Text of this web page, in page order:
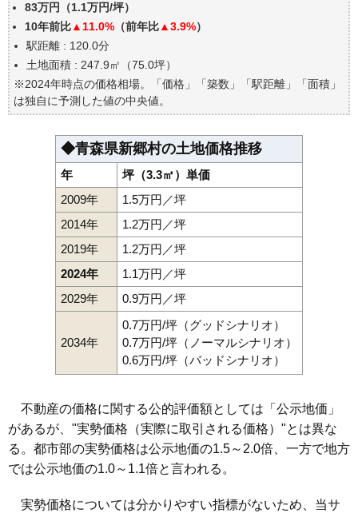
エリアの将来性を人口予想から検討しよう
自分の年収でいくらの不動産が買える？
83万円（1.1万円/坪）
10年前比▲11.0% （前年比▲3.9%）
駅距離 : 120.0分
土地面積 : 247.9㎡（75.0坪）
※2024年時点の価格相場。「価格」「築数」「駅距離」「面積」
は独自に予測した値の中央値。
◆青森県新郷村の土地価格推移
年
坪（3.3㎡）単価
2009年
1.5万円／坪
2014年
1.2万円／坪
2019年
1.2万円／坪
2024年
1.1万円／坪
2029年
0.9万円／坪
2034年
0.7万円/坪（グッドシナリオ）
0.7万円/坪（ノーマルシナリオ）
0.6万円/坪（バッドシナリオ）
不動産の価格に関する公的評価額としては「公示地価」
があるが、"実勢価格（実際に取引される価格）"とは異な
る。都市部の実勢価格は公示地価の1.5～2.0倍、一方で地方
では公示地価の1.0～1.1倍と言われる。
実勢価格については分かりやすい指標がないため、当サ